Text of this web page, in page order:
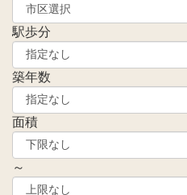
駅歩分
築年数
面積
～